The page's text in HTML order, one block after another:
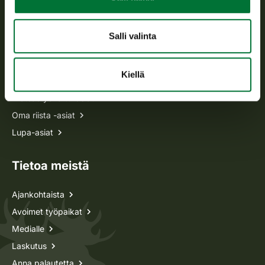
Salli valinta
Kiellä
Oma riista -asiat
Lupa-asiat
Tietoa meistä
Ajankohtaista
Avoimet työpaikat
Medialle
Laskutus
Anna palautetta